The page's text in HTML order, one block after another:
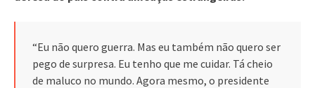
“Eu não quero guerra. Mas eu também não quero ser
pego de surpresa. Eu tenho que me cuidar. Tá cheio
de maluco no mundo. Agora mesmo, o presidente